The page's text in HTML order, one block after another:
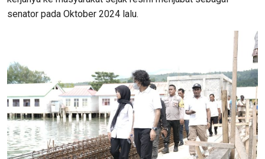
senator pada Oktober 2024 lalu.